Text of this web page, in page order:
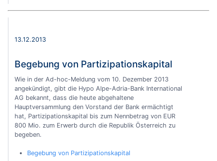
13.12.2013
Begebung von Partizipationskapital
Wie in der Ad-hoc-Meldung vom 10. Dezember 2013
angekündigt, gibt die Hypo Alpe-Adria-Bank International
AG bekannt, dass die heute abgehaltene
Hauptversammlung den Vorstand der Bank ermächtigt
hat, Partizipationskapital bis zum Nennbetrag von EUR
800 Mio. zum Erwerb durch die Republik Österreich zu
begeben.
Begebung von Partizipationskapital